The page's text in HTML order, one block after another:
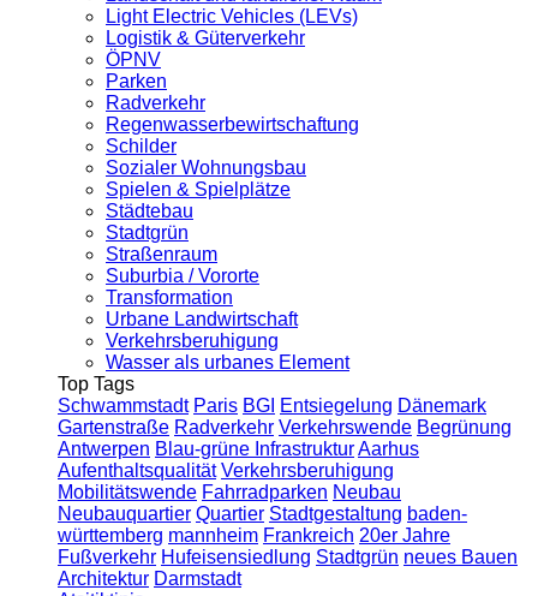
Light Electric Vehicles (LEVs)
Logistik & Güterverkehr
ÖPNV
Parken
Radverkehr
Regenwasserbewirtschaftung
Schilder
Sozialer Wohnungsbau
Spielen & Spielplätze
Städtebau
Stadtgrün
Straßenraum
Suburbia / Vororte
Transformation
Urbane Landwirtschaft
Verkehrsberuhigung
Wasser als urbanes Element
Top Tags
Schwammstadt Paris BGI Entsiegelung Dänemark
Gartenstraße Radverkehr Verkehrswende Begrünung
Antwerpen Blau-grüne InfrastrukturAarhus
Aufenthaltsqualität Verkehrsberuhigung
Mobilitätswende Fahrradparken Neubau
Neubauquartier Quartier Stadtgestaltung baden-
württemberg mannheim Frankreich 20er Jahre
Fußverkehr Hufeisensiedlung Stadtgrün neues Bauen
Architektur Darmstadt